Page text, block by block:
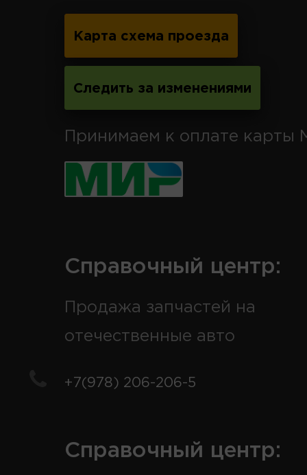
Карта схема проезда
Следить за изменениями
Принимаем к оплате карты
Справочный центр:
Продажа запчастей на
отечественные авто
+7(978) 206-206-5
Справочный центр: